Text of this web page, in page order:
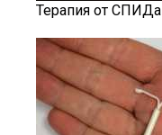
Терапия от СПИДа